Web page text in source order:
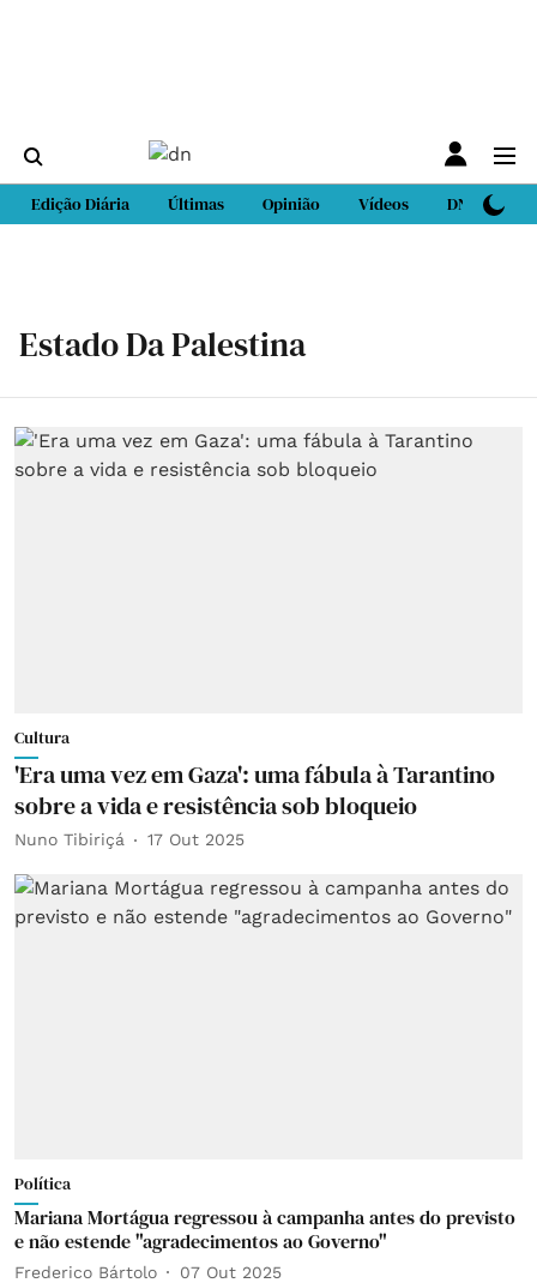
Edição Diária Últimas Opinião Vídeos DN Sport
Estado Da Palestina
Cultura
'Era uma vez em Gaza': uma fábula à Tarantino
sobre a vida e resistência sob bloqueio
Nuno Tibiriçá 17 Out 2025
Política
Mariana Mortágua regressou à campanha antes do previsto
e não estende "agradecimentos ao Governo"
Frederico Bártolo 07 Out 2025